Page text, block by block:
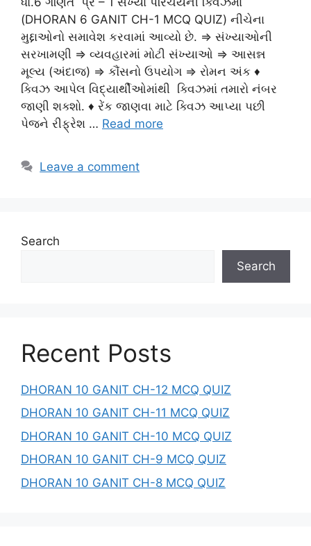
(DHORAN 6 GANIT CH-1 MCQ QUIZ) નીચેના
મુદ્દાઓનો સમાવેશ કરવામાં આવ્યો છે. ⇒ સંખ્યાઓની
સરખામણી ⇒ વ્યવહારમાં મોટી સંખ્યાઓ ⇒ આસન્ન
મૂલ્ય (અંદાજ) ⇒ કૌંસનો ઉપયોગ ⇒ રોમન અંક ♦
ક્વિઝ આપેલ વિદ્યાર્થીઓમાંથી ક્વિઝમાં તમારો નંબર
જાણી શક્શો. ♦ રેંક જાણવા માટે ક્વિઝ આપ્યા પછી
પેજને રીફ્રેશ … Read more
Leave a comment
Search
Search
Recent Posts
DHORAN 10 GANIT CH-12 MCQ QUIZ
DHORAN 10 GANIT CH-11 MCQ QUIZ
DHORAN 10 GANIT CH-10 MCQ QUIZ
DHORAN 10 GANIT CH-9 MCQ QUIZ
DHORAN 10 GANIT CH-8 MCQ QUIZ